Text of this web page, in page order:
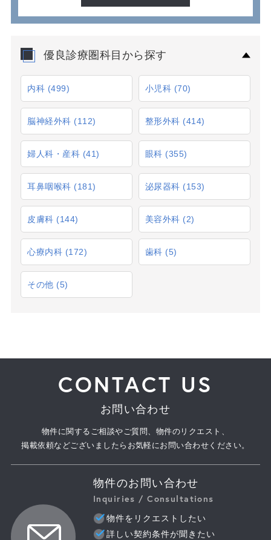
優良診療圏科目から探す
内科 (499) 小児科 (70)
脳神経外科 (112) 整形外科 (414)
婦人科・産科 (41) 眼科 (355)
耳鼻咽喉科 (181) 泌尿器科 (153)
皮膚科 (144) 美容外科 (2)
心療内科 (172) 歯科 (5)
その他 (5)
CONTACT US
お問い合わせ
物件に関するご相談やご質問、物件のリクエスト、
掲載依頼などございましたらお気軽にお問い合わせください。
物件のお問い合わせ
Inquiries / Consultations
物件をリクエストしたい
詳しい契約条件が聞きたい